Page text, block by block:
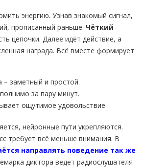
энергию. Узнав знакомый сигнал,
прописанный раньше. Чёткий
цепочки. Далее идёт действие, а
награда. Всё вместе формирует
– заметный и простой.
за пару минут.
ощутимое удовольствие.
нейронные пути укрепляются.
требует всё меньше внимания. В
направлять поведение так же
диктора ведёт радиослушателя